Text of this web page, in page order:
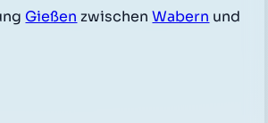
Gießen zwischenWabern und